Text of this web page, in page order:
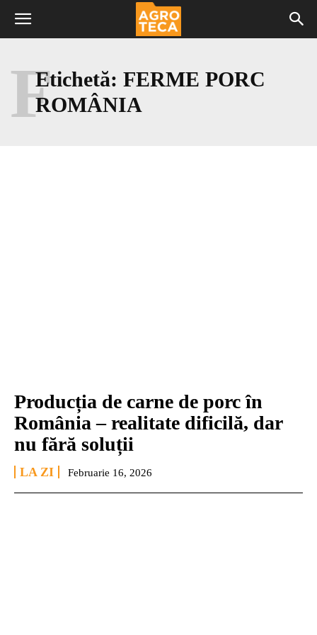
Etichetă: FERME PORC
ROMÂNIA
F
Producția de carne de porc în
România – realitate dificilă, dar
nu fără soluții
LA ZI Februarie 16, 2026